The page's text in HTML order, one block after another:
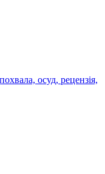
осуд, рецензія,